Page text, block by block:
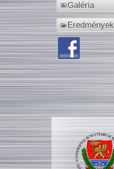
Galéria
Eredmények